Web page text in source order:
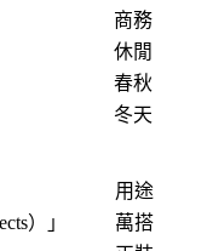
商務
休閒
春秋
冬天
用途
） 」
萬搭